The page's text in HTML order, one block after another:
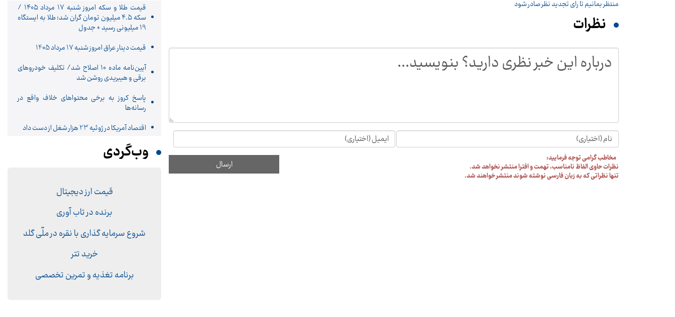
منتظر بمانیم تا رای تجدید نظر صادر شود
نظرات
مخاطب گرامی توجه فرمایید:
نظرات حاوی الفاظ نامناسب، تهمت و افترا منتشر نخواهد شد.
تنها نظراتی که به زبان فارسی نوشته شوند منتشر خواهند شد.
قیمت طلا و سکه امروز شنبه ۱۷ مرداد ۱۴۰۵ /
سکه ۴.۵ میلیون تومان گران شد؛ طلا به ایستگاه
19 میلیونی رسید + جدول
قیمت دینار عراق امروز شنبه 17 مرداد 1405
آیین‌نامه ماده 10 اصلاح شد/ تکلیف خودروهای
برقی و هیبریدی روشن شد
پاسخ کروز به برخی محتواهای خلاف واقع در
رسانه‌ها
اقتصاد آمریکا در ژوئیه 23 هزار شغل از دست داد
وب‌گردی
قیمت ارز دیجیتال
برنده در تاب آوری
شروع سرمایه گذاری با نقره در ملّی گلد
خرید تتر
برنامه تغذیه و تمرین تخصصی